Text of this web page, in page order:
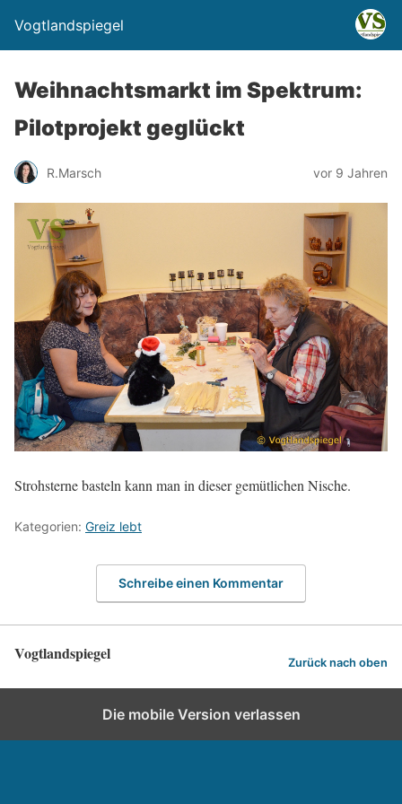
Vogtlandspiegel
Weihnachtsmarkt im Spektrum:
Pilotprojekt geglückt
R.Marsch vor 9 Jahren
Strohsterne basteln kann man in dieser gemütlichen Nische.
Kategorien: Greiz lebt
Schreibe einen Kommentar
Vogtlandspiegel Zurück nach oben
Die mobile Version verlassen